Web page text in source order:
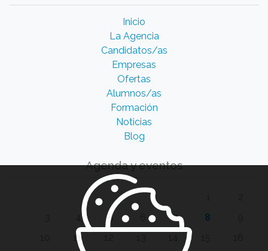
Inicio
La Agencia
Candidatos/as
Empresas
Ofertas
Alumnos/as
Formación
Noticias
Blog
Agenda y eventos
5 7 8
11